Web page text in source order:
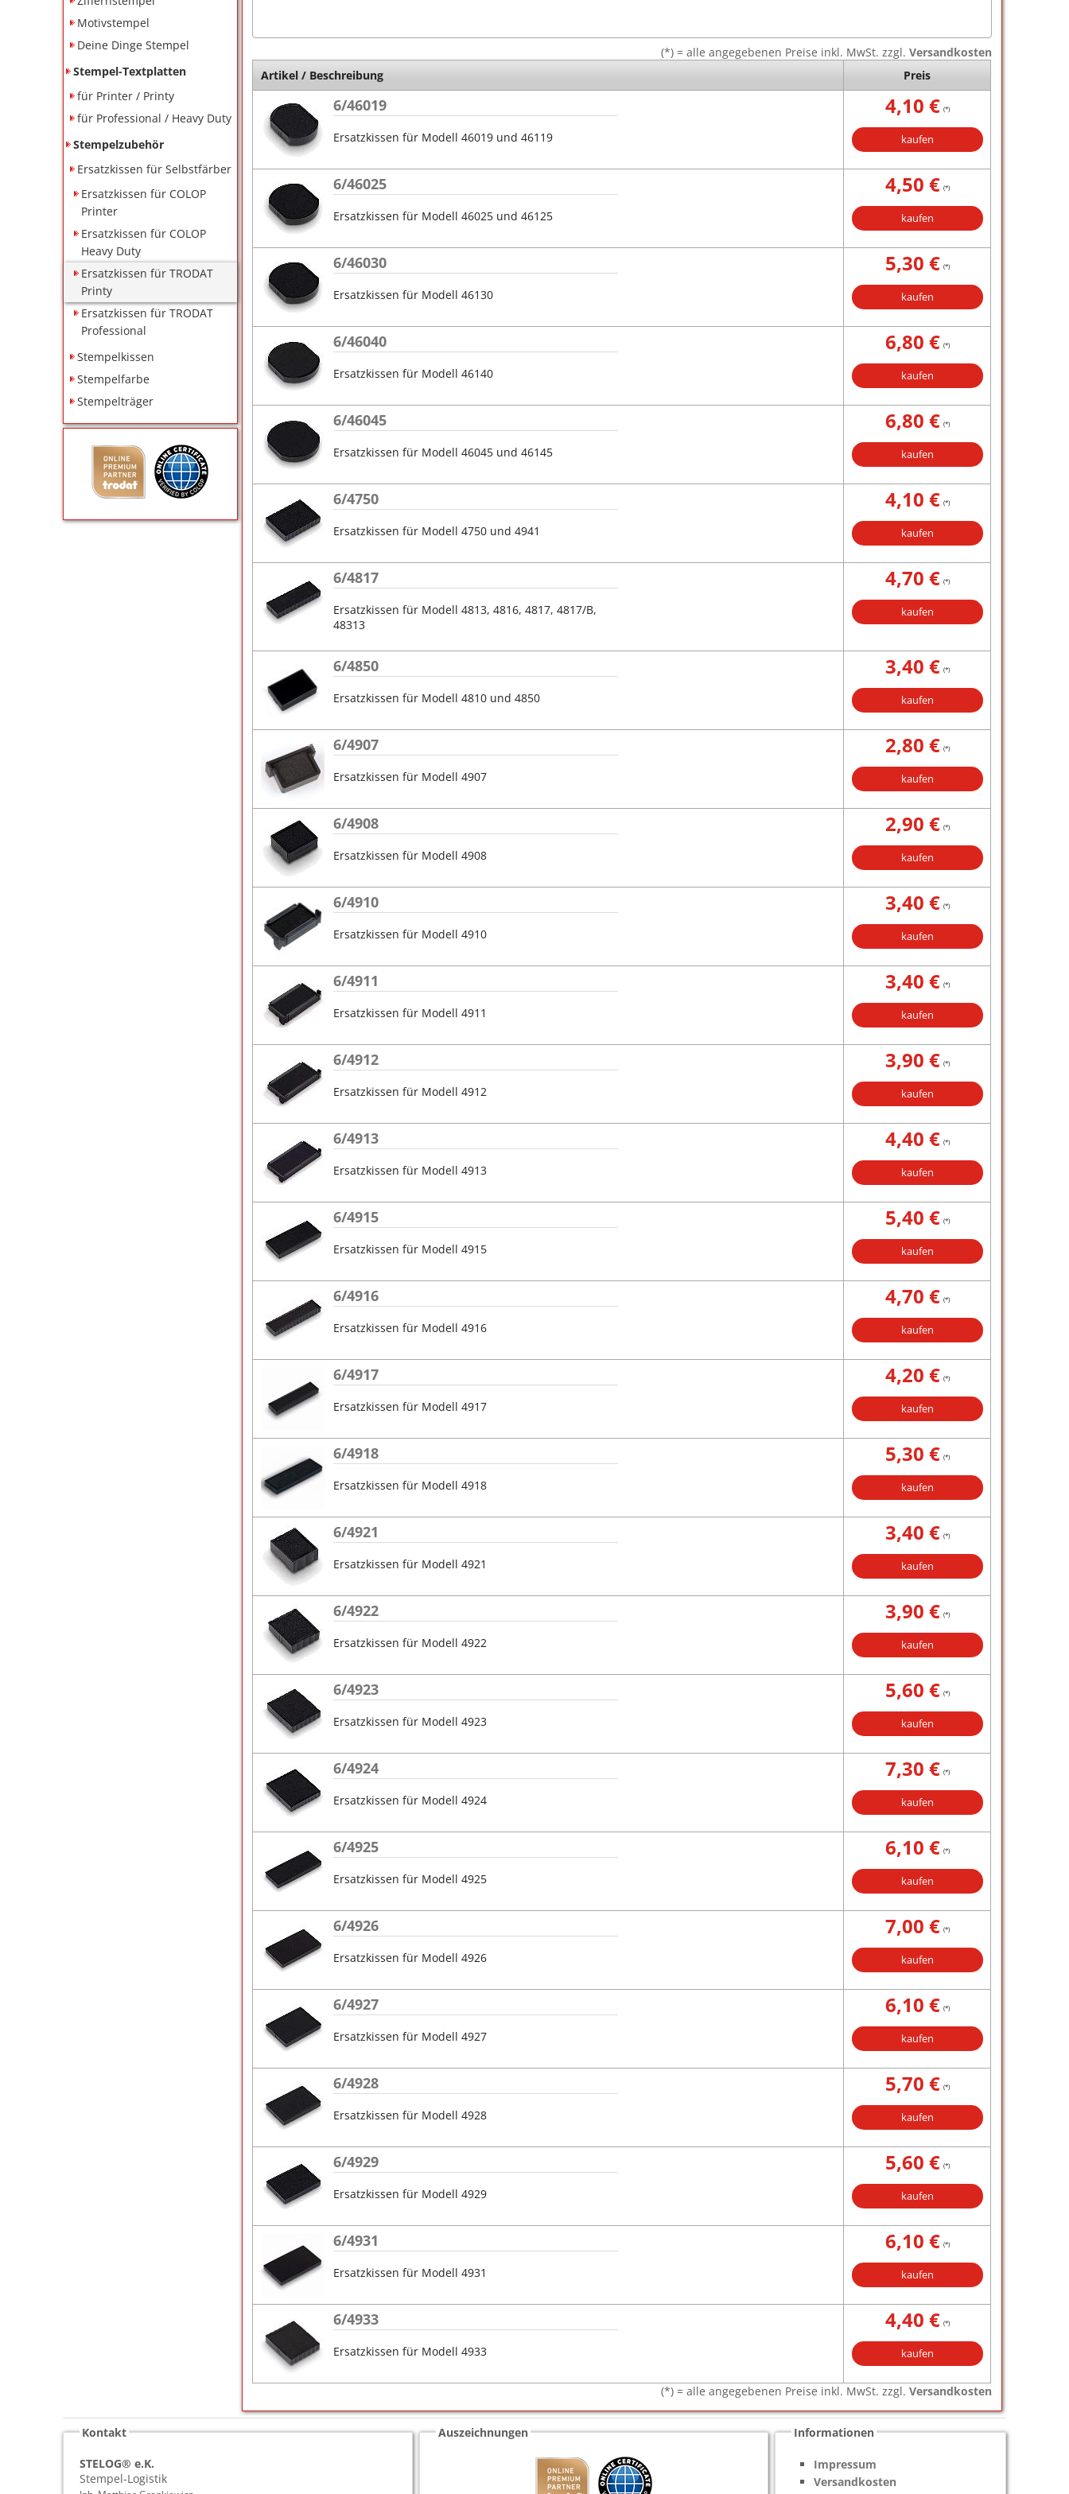
Kinderstempel
Motivstempel
Deine Dinge Stempel
Stempel-Textplatten
für Printer / Printy
für Professional / Heavy Duty
Stempelzubehör
Ersatzkissen für Selbstfärber
Ersatzkissen für COLOP
Printer
Ersatzkissen für COLOP
Heavy Duty
Ersatzkissen für TRODAT
Printy
Ersatzkissen für TRODAT
Professional
Stempelkissen
Stempelfarbe
Stempelträger
(*) = alle angegebenen Preise inkl. MwSt. zzgl. Versandkosten
Artikel / Beschreibung
Preis
6/46019
Ersatzkissen für Modell 46019 und 46119
4,10 € (*)
kaufen
6/46025
Ersatzkissen für Modell 46025 und 46125
4,50 € (*)
kaufen
6/46030
Ersatzkissen für Modell 46130
5,30 € (*)
kaufen
6/46040
Ersatzkissen für Modell 46140
6,80 € (*)
kaufen
6/46045
Ersatzkissen für Modell 46045 und 46145
6,80 € (*)
kaufen
6/4750
Ersatzkissen für Modell 4750 und 4941
4,10 € (*)
kaufen
6/4817
Ersatzkissen für Modell 4813, 4816, 4817, 4817/B,
48313
4,70 € (*)
kaufen
6/4850
Ersatzkissen für Modell 4810 und 4850
3,40 € (*)
kaufen
6/4907
Ersatzkissen für Modell 4907
2,80 € (*)
kaufen
6/4908
Ersatzkissen für Modell 4908
2,90 € (*)
kaufen
6/4910
Ersatzkissen für Modell 4910
3,40 € (*)
kaufen
6/4911
Ersatzkissen für Modell 4911
3,40 € (*)
kaufen
6/4912
Ersatzkissen für Modell 4912
3,90 € (*)
kaufen
6/4913
Ersatzkissen für Modell 4913
4,40 € (*)
kaufen
6/4915
Ersatzkissen für Modell 4915
5,40 € (*)
kaufen
6/4916
Ersatzkissen für Modell 4916
4,70 € (*)
kaufen
6/4917
Ersatzkissen für Modell 4917
4,20 € (*)
kaufen
6/4918
Ersatzkissen für Modell 4918
5,30 € (*)
kaufen
6/4921
Ersatzkissen für Modell 4921
3,40 € (*)
kaufen
6/4922
Ersatzkissen für Modell 4922
3,90 € (*)
kaufen
6/4923
Ersatzkissen für Modell 4923
5,60 € (*)
kaufen
6/4924
Ersatzkissen für Modell 4924
7,30 € (*)
kaufen
6/4925
Ersatzkissen für Modell 4925
6,10 € (*)
kaufen
6/4926
Ersatzkissen für Modell 4926
7,00 € (*)
kaufen
6/4927
Ersatzkissen für Modell 4927
6,10 € (*)
kaufen
6/4928
Ersatzkissen für Modell 4928
5,70 € (*)
kaufen
6/4929
Ersatzkissen für Modell 4929
5,60 € (*)
kaufen
6/4931
Ersatzkissen für Modell 4931
6,10 € (*)
kaufen
6/4933
Ersatzkissen für Modell 4933
4,40 € (*)
kaufen
(*) = alle angegebenen Preise inkl. MwSt. zzgl. Versandkosten
Kontakt
STELOG® e.K.
Stempel-Logistik
Auszeichnungen Informationen
Impressum
Versandkosten